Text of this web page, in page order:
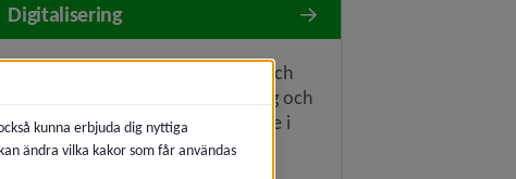
Digitalisering
Dagens samhällsutveckling drivs och
formas till stor del av digitalisering och
det är ett viktigt samarbetsområde i
Umeåregionen.
kunna erbjuda dig nyttiga
ändra vilka kakor som får användas